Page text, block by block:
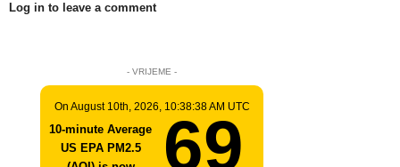
Log in to leave a comment
- VRIJEME -
On August 10th, 2026, 10:38:38 AM UTC
10-minute Average
US EPA PM2.5
69